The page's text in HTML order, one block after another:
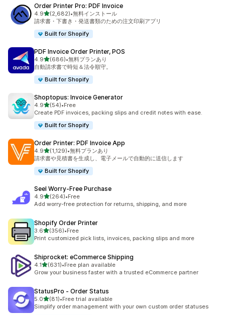
Order Printer Pro: PDF Invoice
4.95つ星中
(2,682)
合計レビュー数：2682件
•無料インストール
請求書・下書き・発送書類のための注文印刷アプリ
Built for Shopify
PDF Invoice Order Printer, POS
4.95つ星中
(686)
合計レビュー数：686件
•無料プランあり
自動請求書で時短＆法令順守。
Built for Shopify
Shoptopus: Invoice Generator
4.95つ星中
(54)
合計レビュー数：54件
•Free
Create PDF invoices, packing slips and credit notes with ease.
Built for Shopify
Order Printer: PDF Invoice App
4.95つ星中
(1,129)
合計レビュー数：1129件
•無料プランあり
請求書や見積書を生成し、電子メールで自動的に送信します
Built for Shopify
Seel Worry‑Free Purchase
4.95つ星中
(264)
合計レビュー数：264件
•Free
Add worry-free protection for returns, shipping, and more
Shopify Order Printer
3.65つ星中
(356)
合計レビュー数：356件
•Free
Print customized pick lists, invoices, packing slips and more
Shiprocket: eCommerce Shipping
4.15つ星中
(631)
合計レビュー数：631件
•Free plan available
Grow your business faster with a trusted eCommerce partner
StatusPro ‑ Order Status
5.05つ星中
(81)
合計レビュー数：81件
•Free trial available
Simplify order management with your own custom order statuses